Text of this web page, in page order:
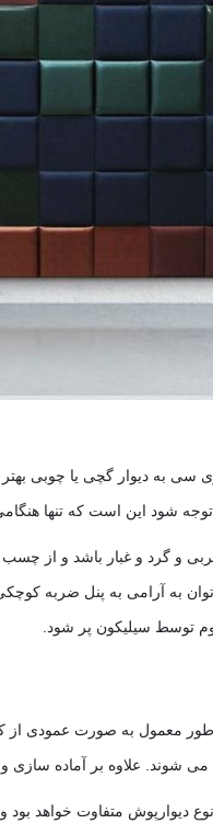
سی به دیوار گچی یا چوبی
توجه شود این است که تنها
چربی و گرد و غبار باشد و
به آرامی به پنل ضربه کوچکی
توسط سیلیکون پر شود
معمول به صورت عمودی از
شوند. علاوه بر آماده
دیوارپوش متفاوت خواهد